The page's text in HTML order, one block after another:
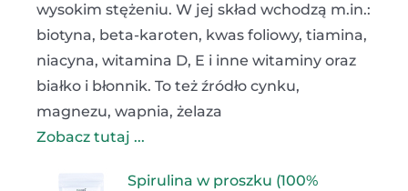
wysokim stężeniu. W jej skład wchodzą m.in.:
biotyna, beta-karoten, kwas foliowy, tiamina,
niacyna, witamina D, E i inne witaminy oraz
białko i błonnik. To też źródło cynku,
magnezu, wapnia, żelaza
Zobacz tutaj ...
Spirulina w proszku (100%